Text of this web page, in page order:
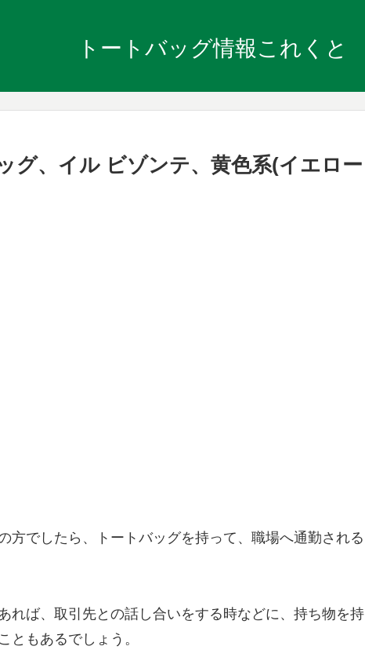
トートバッグ情報これくと
グ、イル ビゾンテ、黄色系(イエロー
方でしたら、トートバッグを持って、職場へ通勤される
れば、取引先との話し合いをする時などに、持ち物を持
ともあるでしょう。